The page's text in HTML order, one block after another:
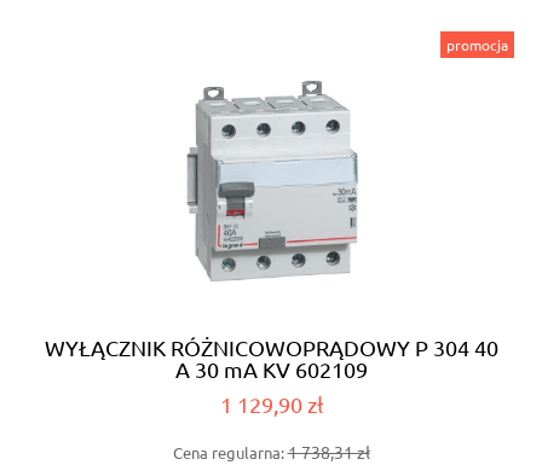
WYŁĄCZNIK RÓŻNICOWOPRĄDOWY P 304 40
A 30 mA KV 602109
1 129,90 zł
Cena regularna:1 738,31 zł
promocja